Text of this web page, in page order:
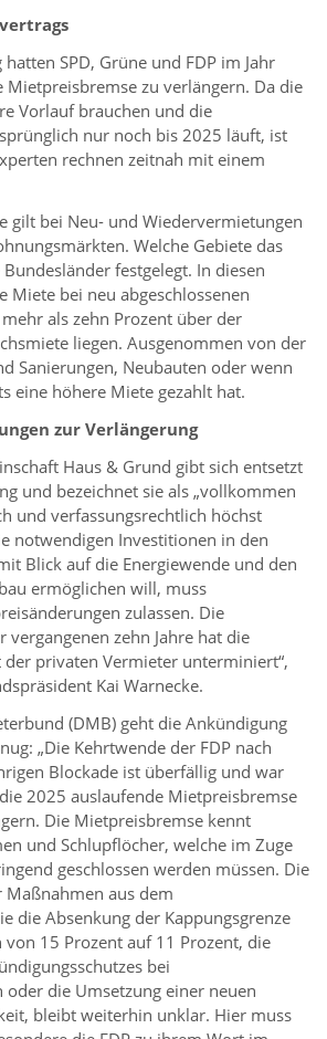
SPD, Grüne und FDP im Jahr
zu verlängern. Da die
Vorlauf brauchen und die
nur noch bis 2025 läuft, ist
rechnen zeitnah mit einem
gilt bei Neu- und Wiedervermietungen
Welche Gebiete das
festgelegt. In diesen
Miete bei neu abgeschlossenen
als zehn Prozent über der
liegen. Ausgenommen von der
Sanierungen, Neubauten oder wenn
eine höhere Miete gezahlt hat.
zur Verlängerung
Haus & Grund gibt sich entsetzt
und bezeichnet sie als „vollkommen
und verfassungsrechtlich höchst
notwendigen Investitionen in den
Blick auf die Energiewende und den
ermöglichen will, muss
zulassen. Die
zehn Jahre hat die
privaten Vermieter unterminiert“,
Kai Warnecke.
(DMB) geht die Ankündigung
„Die Kehrtwende der FDP nach
Blockade ist überfällig und war
2025 auslaufende Mietpreisbremse
Die Mietpreisbremse kennt
und Schlupflöcher, welche im Zuge
geschlossen werden müssen. Die
aus dem
die Absenkung der Kappungsgrenze
15 Prozent auf 11 Prozent, die
bei
oder die Umsetzung einer neuen
bleibt weiterhin unklar. Hier muss